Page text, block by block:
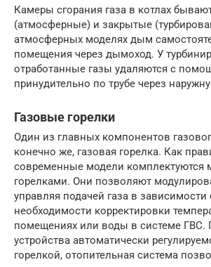
Камеры сгорания газа в котлах
(атмосферные) и закрытые
атмосферных моделях дым
помещения через дымоход. У
отработанные газы удаляются с
принудительно по трубе через
Газовые горелки
Один из главных компонентов
конечно же, газовая горелка. Как
современные модели комплектуются
горелками. Они позволяют
управляя подачей газа в зависимости
необходимости корректировки
помещениях или воды в системе ГВС.
устройства автоматически
горелкой, отопительная система